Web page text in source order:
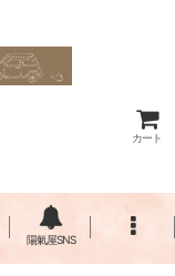
カート
陽氣屋SNS